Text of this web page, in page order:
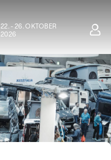
22. - 26. OKTOBER
2026